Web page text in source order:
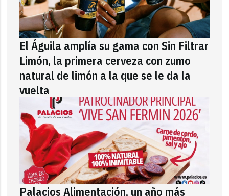
El Águila amplía su gama con Sin Filtrar
Limón, la primera cerveza con zumo
natural de limón a la que se le da la
vuelta
Palacios Alimentación, un año más